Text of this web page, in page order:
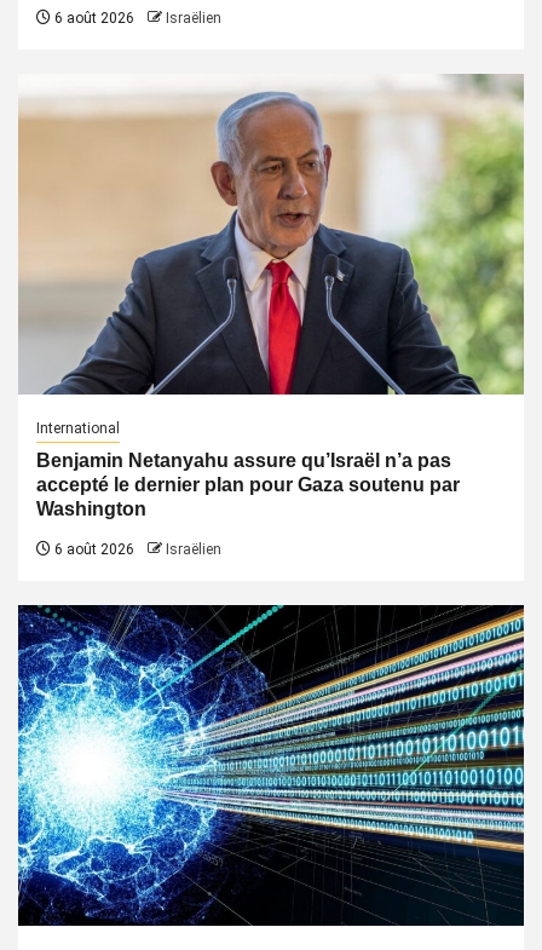
6 août 2026 Israëlien
International
Benjamin Netanyahu assure qu’Israël n’a pas
accepté le dernier plan pour Gaza soutenu par
Washington
6 août 2026 Israëlien